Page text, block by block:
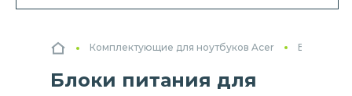
Комплектующие для ноутбуков Acer Блоки
Блоки питания для